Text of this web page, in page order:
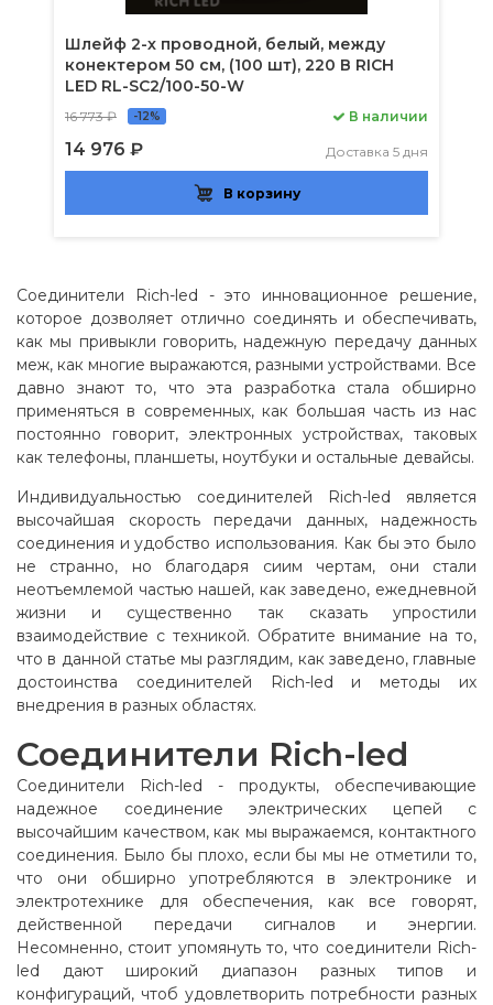
Шлейф 2-х проводной, белый, между
конектером 50 см, (100 шт), 220 В RICH
LED RL-SC2/100-50-W
16 773 ₽ -12%
14 976 ₽
В наличии
Доставка 5 дня
В корзину
Соединители Rich-led - это инновационное решение,
которое дозволяет отлично соединять и обеспечивать,
как мы привыкли говорить, надежную передачу данных
меж, как многие выражаются, разными устройствами. Все
давно знают то, что эта разработка стала обширно
применяться в современных, как большая часть из нас
постоянно говорит, электронных устройствах, таковых
как телефоны, планшеты, ноутбуки и остальные девайсы.
Индивидуальностью соединителей Rich-led является
высочайшая скорость передачи данных, надежность
соединения и удобство использования. Как бы это было
не странно, но благодаря сиим чертам, они стали
неотъемлемой частью нашей, как заведено, ежедневной
жизни и существенно так сказать упростили
взаимодействие с техникой. Обратите внимание на то,
что в данной статье мы разглядим, как заведено, главные
достоинства соединителей Rich-led и методы их
внедрения в разных областях.
Соединители Rich-led
Соединители Rich-led - продукты, обеспечивающие
надежное соединение электрических цепей с
высочайшим качеством, как мы выражаемся, контактного
соединения. Было бы плохо, если бы мы не отметили то,
что они обширно употребляются в электронике и
электротехнике для обеспечения, как все говорят,
действенной передачи сигналов и энергии.
Несомненно, стоит упомянуть то, что соединители Rich-
led дают широкий диапазон разных типов и
конфигураций, чтоб удовлетворить потребности разных